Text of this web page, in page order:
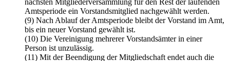
nächsten Mitgliederversammlung für den Rest der laufenden
Amtsperiode ein Vorstandsmitglied nachgewählt werden.
(9) Nach Ablauf der Amtsperiode bleibt der Vorstand im Amt,
bis ein neuer Vorstand gewählt ist.
(10) Die Vereinigung mehrerer Vorstandsämter in einer
Person ist unzulässig.
(11) Mit der Beendigung der Mitgliedschaft endet auch die